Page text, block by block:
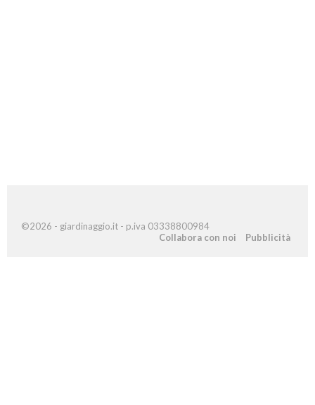
©2026 - giardinaggio.it - p.iva 03338800984
Collabora con noi
Pubblicità